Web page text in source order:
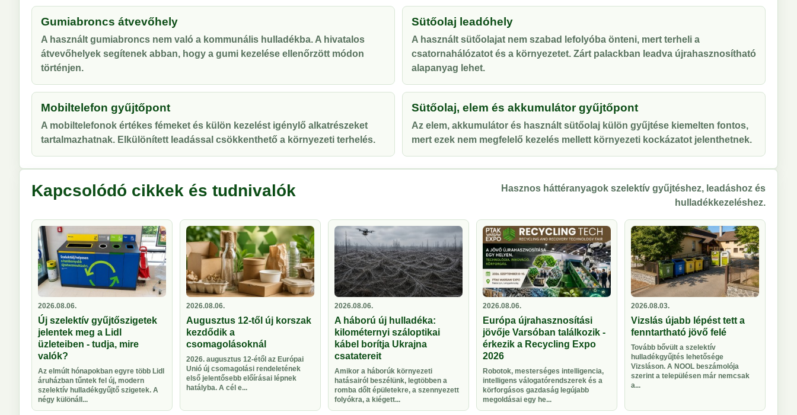
Gumiabroncs átvevőhely
A használt gumiabroncs nem való a kommunális hulladékba. A hivatalos
átvevőhelyek segítenek abban, hogy a gumi kezelése ellenőrzött módon
történjen.
Sütőolaj leadóhely
A használt sütőolajat nem szabad lefolyóba önteni, mert terheli a
csatornahálózatot és a környezetet. Zárt palackban leadva újrahasznosítható
alapanyag lehet.
Mobiltelefon gyűjtőpont
A mobiltelefonok értékes fémeket és külön kezelést igénylő alkatrészeket
tartalmazhatnak. Elkülönített leadással csökkenthető a környezeti terhelés.
Sütőolaj, elem és akkumulátor gyűjtőpont
Az elem, akkumulátor és használt sütőolaj külön gyűjtése kiemelten fontos,
mert ezek nem megfelelő kezelés mellett környezeti kockázatot jelenthetnek.
Kapcsolódó cikkek és tudnivalók
Hasznos háttéranyagok szelektív gyűjtéshez, leadáshoz és
hulladékkezeléshez.
2026.08.06.
Új szelektív gyűjtőszigetek
jelentek meg a Lidl
üzleteiben - tudja, mire
valók?
Az elmúlt hónapokban egyre több Lidl
áruházban tűntek fel új, modern
szelektív hulladékgyűjtő szigetek. A
négy különáll...
2026.08.06.
Augusztus 12-től új korszak
kezdődik a
csomagolásoknál
2026. augusztus 12-étől az Európai
Unió új csomagolási rendeletének
első jelentősebb előírásai lépnek
hatályba. A cél e...
2026.08.06.
A háború új hulladéka:
kilométernyi száloptikai
kábel borítja Ukrajna
csatatereit
Amikor a háborúk környezeti
hatásairól beszélünk, legtöbben a
romba dőlt épületekre, a szennyezett
folyókra, a kiégett...
2026.08.06.
Európa újrahasznosítási
jövője Varsóban találkozik -
érkezik a Recycling Expo
2026
Robotok, mesterséges intelligencia,
intelligens válogatórendszerek és a
körforgásos gazdaság legújabb
megoldásai egy he...
2026.08.03.
Vizslás újabb lépést tett a
fenntartható jövő felé
Tovább bővült a szelektív
hulladékgyűjtés lehetősége
Vizsláson. A NOOL beszámolója
szerint a településen már nemcsak
a...